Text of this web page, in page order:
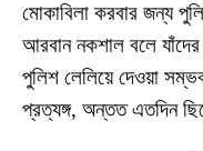
মোকাবিলা করবার জন্য
আরবান নকশাল বলে যাঁদের
পুলিশ লেলিয়ে দেওয়া
প্রত্যঙ্গ, অন্তত এতদিন